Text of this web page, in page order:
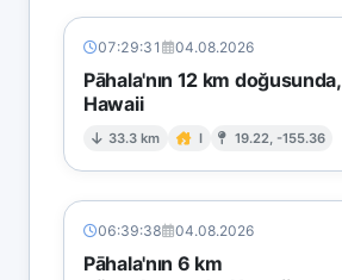
07:29:31 04.08.2026
Pāhala'nın 12 km doğusunda,
Hawaii
33.3 km I 19.22, -155.36
06:39:38 04.08.2026
Pāhala'nın 6 km